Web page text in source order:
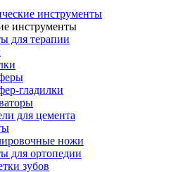
инструменты
инструменты
для терапии
гладилки
для цемента
ножи
для ортопедии
зубов